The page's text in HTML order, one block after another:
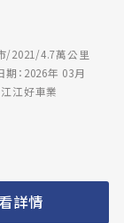
/2021/4.7萬公里
期：2026年 03月
江江好車業
詳情